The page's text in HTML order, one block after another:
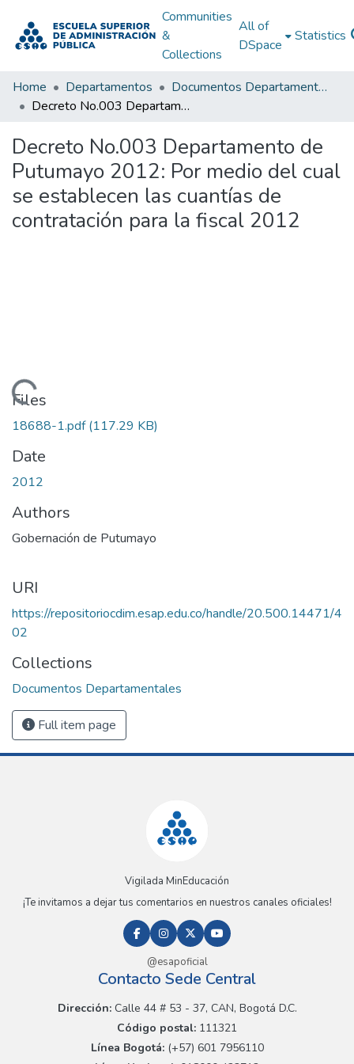
Communities
&
Collections
All of
DSpace
Statistics
Home Departamentos
Documentos Departamentales
Decreto No.003 Departamento de Putumayo 2012: Por medio del cual se establecen las cuantías de contratación para la fiscal 2012
Decreto No.003 Departamento de
Putumayo 2012: Por medio del cual
se establecen las cuantías de
contratación para la fiscal 2012
Loading...
Files
18688-1.pdf(117.29 KB)
Date
2012
Authors
Gobernación de Putumayo
URI
https://repositoriocdim.esap.edu.co/handle/20.500.14471/4
02
Collections
Documentos Departamentales
Full item page
Vigilada MinEducación
¡Te invitamos a dejar tus comentarios en nuestros canales oficiales!
@esapoficial
Contacto Sede Central
Dirección:Calle 44 # 53 - 37, CAN, Bogotá D.C.
Código postal: 111321
Línea Bogotá:(+57) 601 7956110